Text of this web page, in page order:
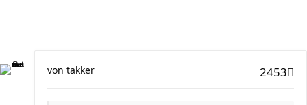
2453
von takker